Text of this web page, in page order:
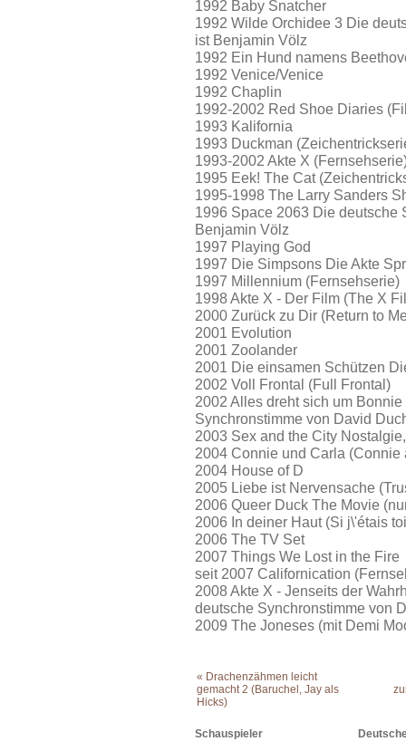
1992 Baby Snatcher
1992 Wilde Orchidee 3 Die
ist Benjamin Völz
1992 Ein Hund namens
1992 Venice/Venice
1992 Chaplin
1992-2002 Red Shoe Diaries
1993 Kalifornia
1993 Duckman
1993-2002 Akte X
1995 Eek! The Cat
1995-1998 The Larry Sanders
1996 Space 2063 Die deutsche
Benjamin Völz
1997 Playing God
1997 Die Simpsons Die Akte
1997 Millennium (Fernsehserie)
1998 Akte X - Der Film (The X
2000 Zurück zu Dir (Return to
2001 Evolution
2001 Zoolander
2001 Die einsamen Schützen
2002 Voll Frontal (Full Frontal)
2002 Alles dreht sich um
Synchronstimme von David
2003 Sex and the City
2004 Connie und Carla (Connie
2004 House of D
2005 Liebe ist Nervensache
2006 Queer Duck The Movie
2006 In deiner Haut (Si j\'étais
2006 The TV Set
2007 Things We Lost in the Fire
seit 2007 Californication
2008 Akte X - Jenseits der
deutsche Synchronstimme von
2009 The Joneses (mit Demi
« Drachenzähmen leicht
gemacht 2 (Baruchel, Jay als
Hicks)
Schauspieler